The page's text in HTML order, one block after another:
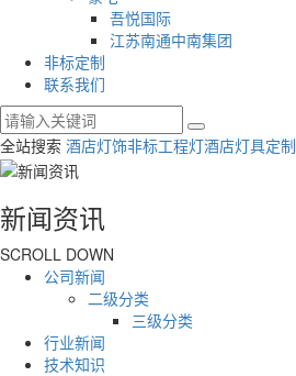
吾悦国际
江苏南通中南集团
非标定制
联系我们
全站搜索 酒店灯饰非标工程灯酒店灯具定制
新闻资讯
SCROLL DOWN
公司新闻
二级分类
三级分类
行业新闻
技术知识